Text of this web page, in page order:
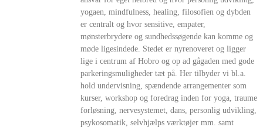
yogaen, mindfulness, healing, filosofien og dybden
er centralt og hvor sensitive, empater,
mønsterbrydere og sundhedssøgende kan komme og
møde ligesindede. Stedet er nyrenoveret og ligger
lige i centrum af Hobro og op ad gågaden med gode
parkeringsmuligheder tæt på. Her tilbyder vi bl.a.
hold undervisning, spændende arrangementer som
kurser, workshop og foredrag inden for yoga, traume
forløsning, nervesystemet, dans, personlig udvikling,
psykosomatik, selvhjælps værktøjer mm. samt